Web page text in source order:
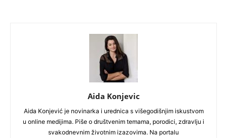
Aida Konjevic
Aida Konjević je novinarka i urednica s višegodišnjim iskustvom
u online medijima. Piše o društvenim temama, porodici, zdravlju i
svakodnevnim životnim izazovima. Na portalu